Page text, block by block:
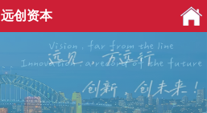
远创资本